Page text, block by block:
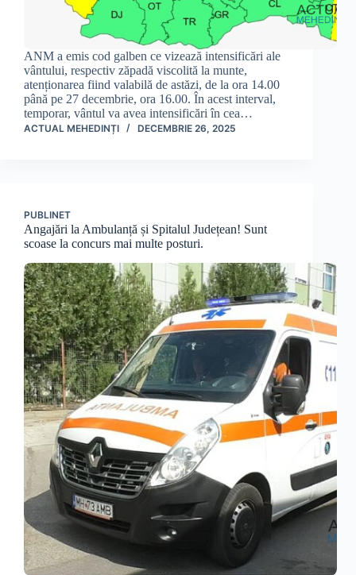
ANM a emis cod galben ce vizează intensificări ale
vântului, respectiv zăpadă viscolită la munte,
atenționarea fiind valabilă de astăzi, de la ora 14.00
până pe 27 decembrie, ora 16.00. În acest interval,
temporar, vântul va avea intensificări în cea…
ACTUAL MEHEDINȚI DECEMBRIE 26, 2025
PUBLINET
Angajări la Ambulanță și Spitalul Județean! Sunt
scoase la concurs mai multe posturi.